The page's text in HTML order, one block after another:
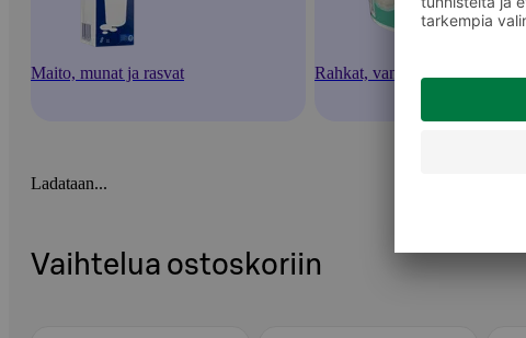
Maito, munat ja rasvat Rahkat, vanukkaat ja jälkiruoka
Ladataan...
Vaihtelua ostoskoriin